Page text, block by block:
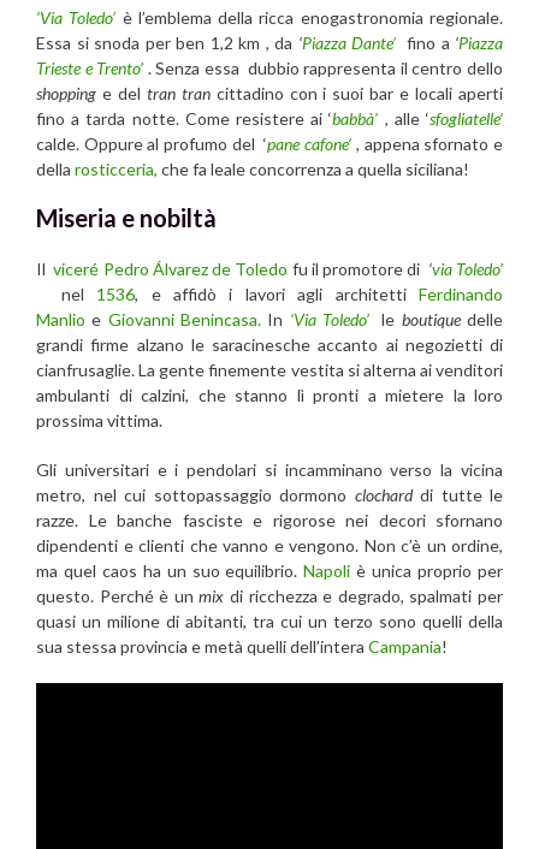
‘Via Toledo’ è l’emblema della ricca enogastronomia regionale.
Essa si snoda per ben 1,2 km , da ‘Piazza Dante’ fino a ‘Piazza
Trieste e Trento’ . Senza essa dubbio rappresenta il centro dello
shopping e del tran trancittadino con i suoi bar e locali aperti
fino a tarda notte. Come resistere ai ‘babbà’ , alle ‘sfogliatelle’
calde. Oppure al profumo del ‘pane cafone’ , appena sfornato e
della rosticceria, che fa leale concorrenza a quella siciliana!
Miseria e nobiltà
Ilviceré Pedro Álvarez de Toledo fu il promotore di ‘via Toledo’
nel 1536, e affidò i lavori agli architettiFerdinando
Manlio e Giovanni Benincasa. In ‘Via Toledo’le boutiquedelle
grandi firme alzano le saracinesche accanto ai negozietti di
cianfrusaglie. La gente finemente vestita si alterna ai venditori
ambulanti di calzini, che stanno lì pronti a mietere la loro
prossima vittima.
Gli universitari e i pendolari si incamminano verso la vicina
metro, nel cui sottopassaggio dormono clocharddi tutte le
razze. Le banche fasciste e rigorose nei decori sfornano
dipendenti e clienti che vanno e vengono. Non c’è un ordine,
ma quel caos ha un suo equilibrio.Napoli è unica proprio per
questo. Perché è unmix di ricchezza e degrado, spalmati per
quasi un milione di abitanti, tra cui un terzo sono quelli della
sua stessa provincia e metà quelli dell’intera Campania!